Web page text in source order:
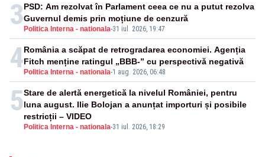
3 Politica Interna - nationala-31 iul. 2026, 19:47
PSD: Am rezolvat în Parlament ceea ce nu a putut rezolva
Guvernul demis prin moțiune de cenzură
4 Politica Interna - nationala-1 aug. 2026, 06:48
România a scăpat de retrogradarea economiei. Agenția
Fitch menține ratingul „BBB-” cu perspectivă negativă
5
Politica Interna - nationala-31 iul. 2026, 18:29
Stare de alertă energetică la nivelul României, pentru
luna august. Ilie Bolojan a anunțat importuri și posibile
restricții – VIDEO